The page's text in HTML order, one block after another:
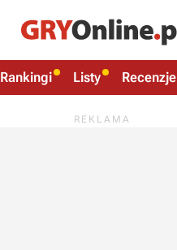
Rankingi Listy Recenzje